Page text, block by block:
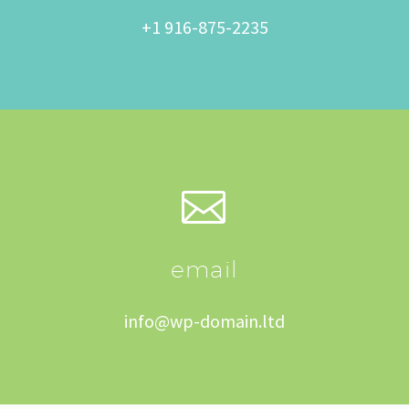
+1 916-875-2235


email
info@wp-domain.ltd